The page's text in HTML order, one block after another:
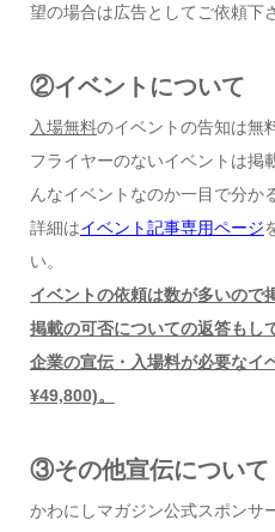
望の場合は広告としてご依頼下
②イベントについて
入場無料のイベントの告知は無
フライヤーのないイベントは掲
んなイベントなのか一目で分か
詳細はイベント記事専用ページ
い。
イベントの依頼は数が多いので
掲載の可否についての返答もし
企業の宣伝・入場料が必要なイ
¥49,800)。
③その他宣伝について
かわにしマガジン公式スポンサ